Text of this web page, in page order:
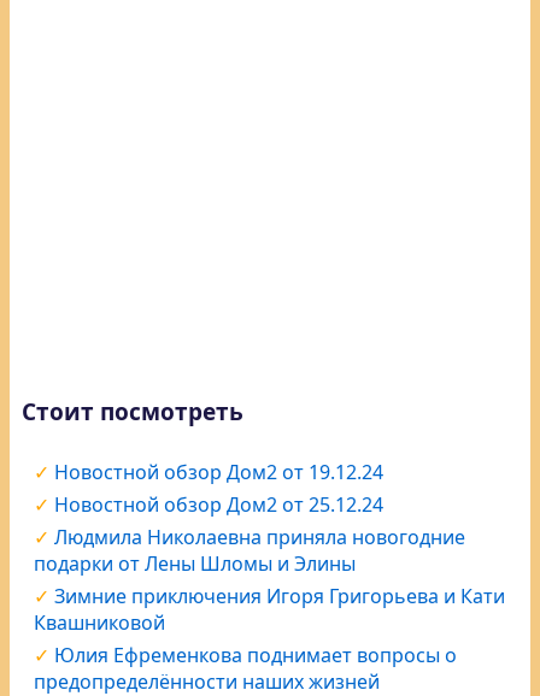
Стоит посмотреть
Новостной обзор Дом2 от 19.12.24
Новостной обзор Дом2 от 25.12.24
Людмила Николаевна приняла новогодние
подарки от Лены Шломы и Элины
Зимние приключения Игоря Григорьева и Кати
Квашниковой
Юлия Ефременкова поднимает вопросы о
предопределённости наших жизней